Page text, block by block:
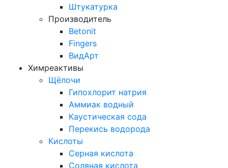
Штукатурка
Производитель
Betonit
Fingers
ВидАрт
Химреактивы
Щёлочи
Гипохлорит натрия
Аммиак водный
Каустическая сода
Перекись водорода
Кислоты
Серная кислота
Соляная кислота